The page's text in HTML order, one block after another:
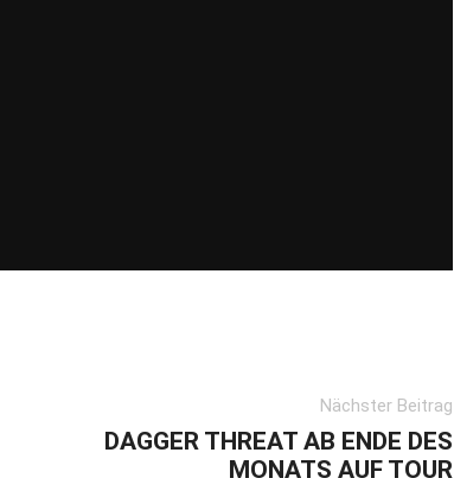
Nächster Beitrag
DAGGER THREAT AB ENDE DES
MONATS AUF TOUR